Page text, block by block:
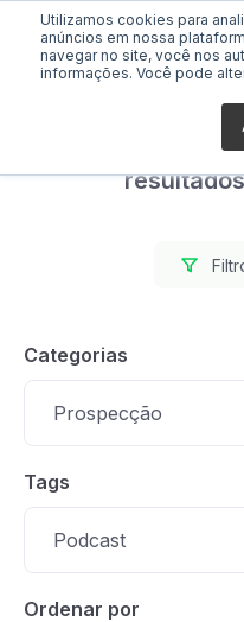
Utilizamos cookies para
anúncios em nossa
navegar no site, você nos
informações. Você pode
Foram
Categorias
Prospecção
Tags
Podcast
Ordenar por